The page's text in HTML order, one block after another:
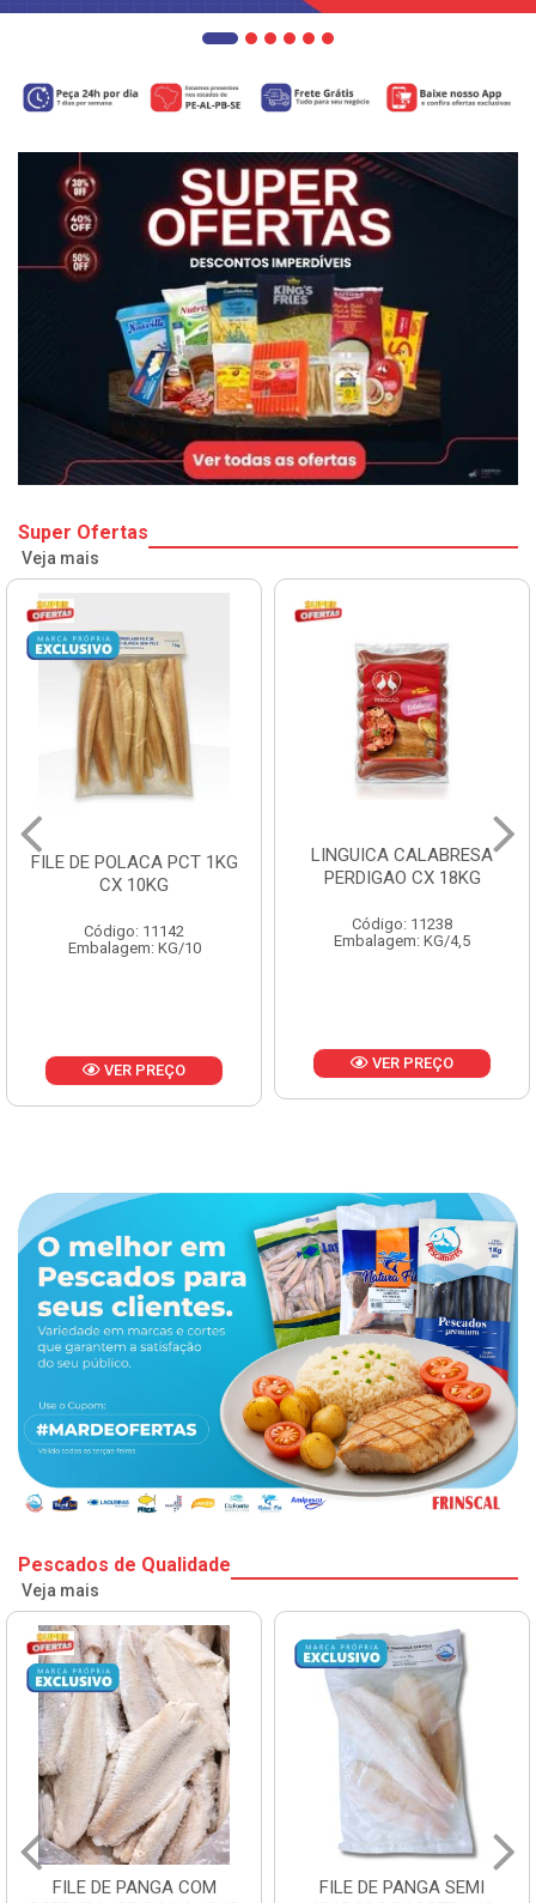
Super Ofertas
Veja mais
FILE DE POLACA PCT 1KG
CX 10KG
Código: 11142
Embalagem: KG/10
VER PREÇO
LINGUICA CALABRESA
PERDIGAO CX 18KG
Código: 11238
Embalagem: KG/4,5
VER PREÇO
Pescados de Qualidade
Veja mais
FILE DE PANGA COM
FILE DE PANGA SEMI